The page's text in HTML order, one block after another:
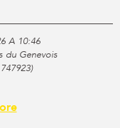
A 10:46
du Genevois
747923)